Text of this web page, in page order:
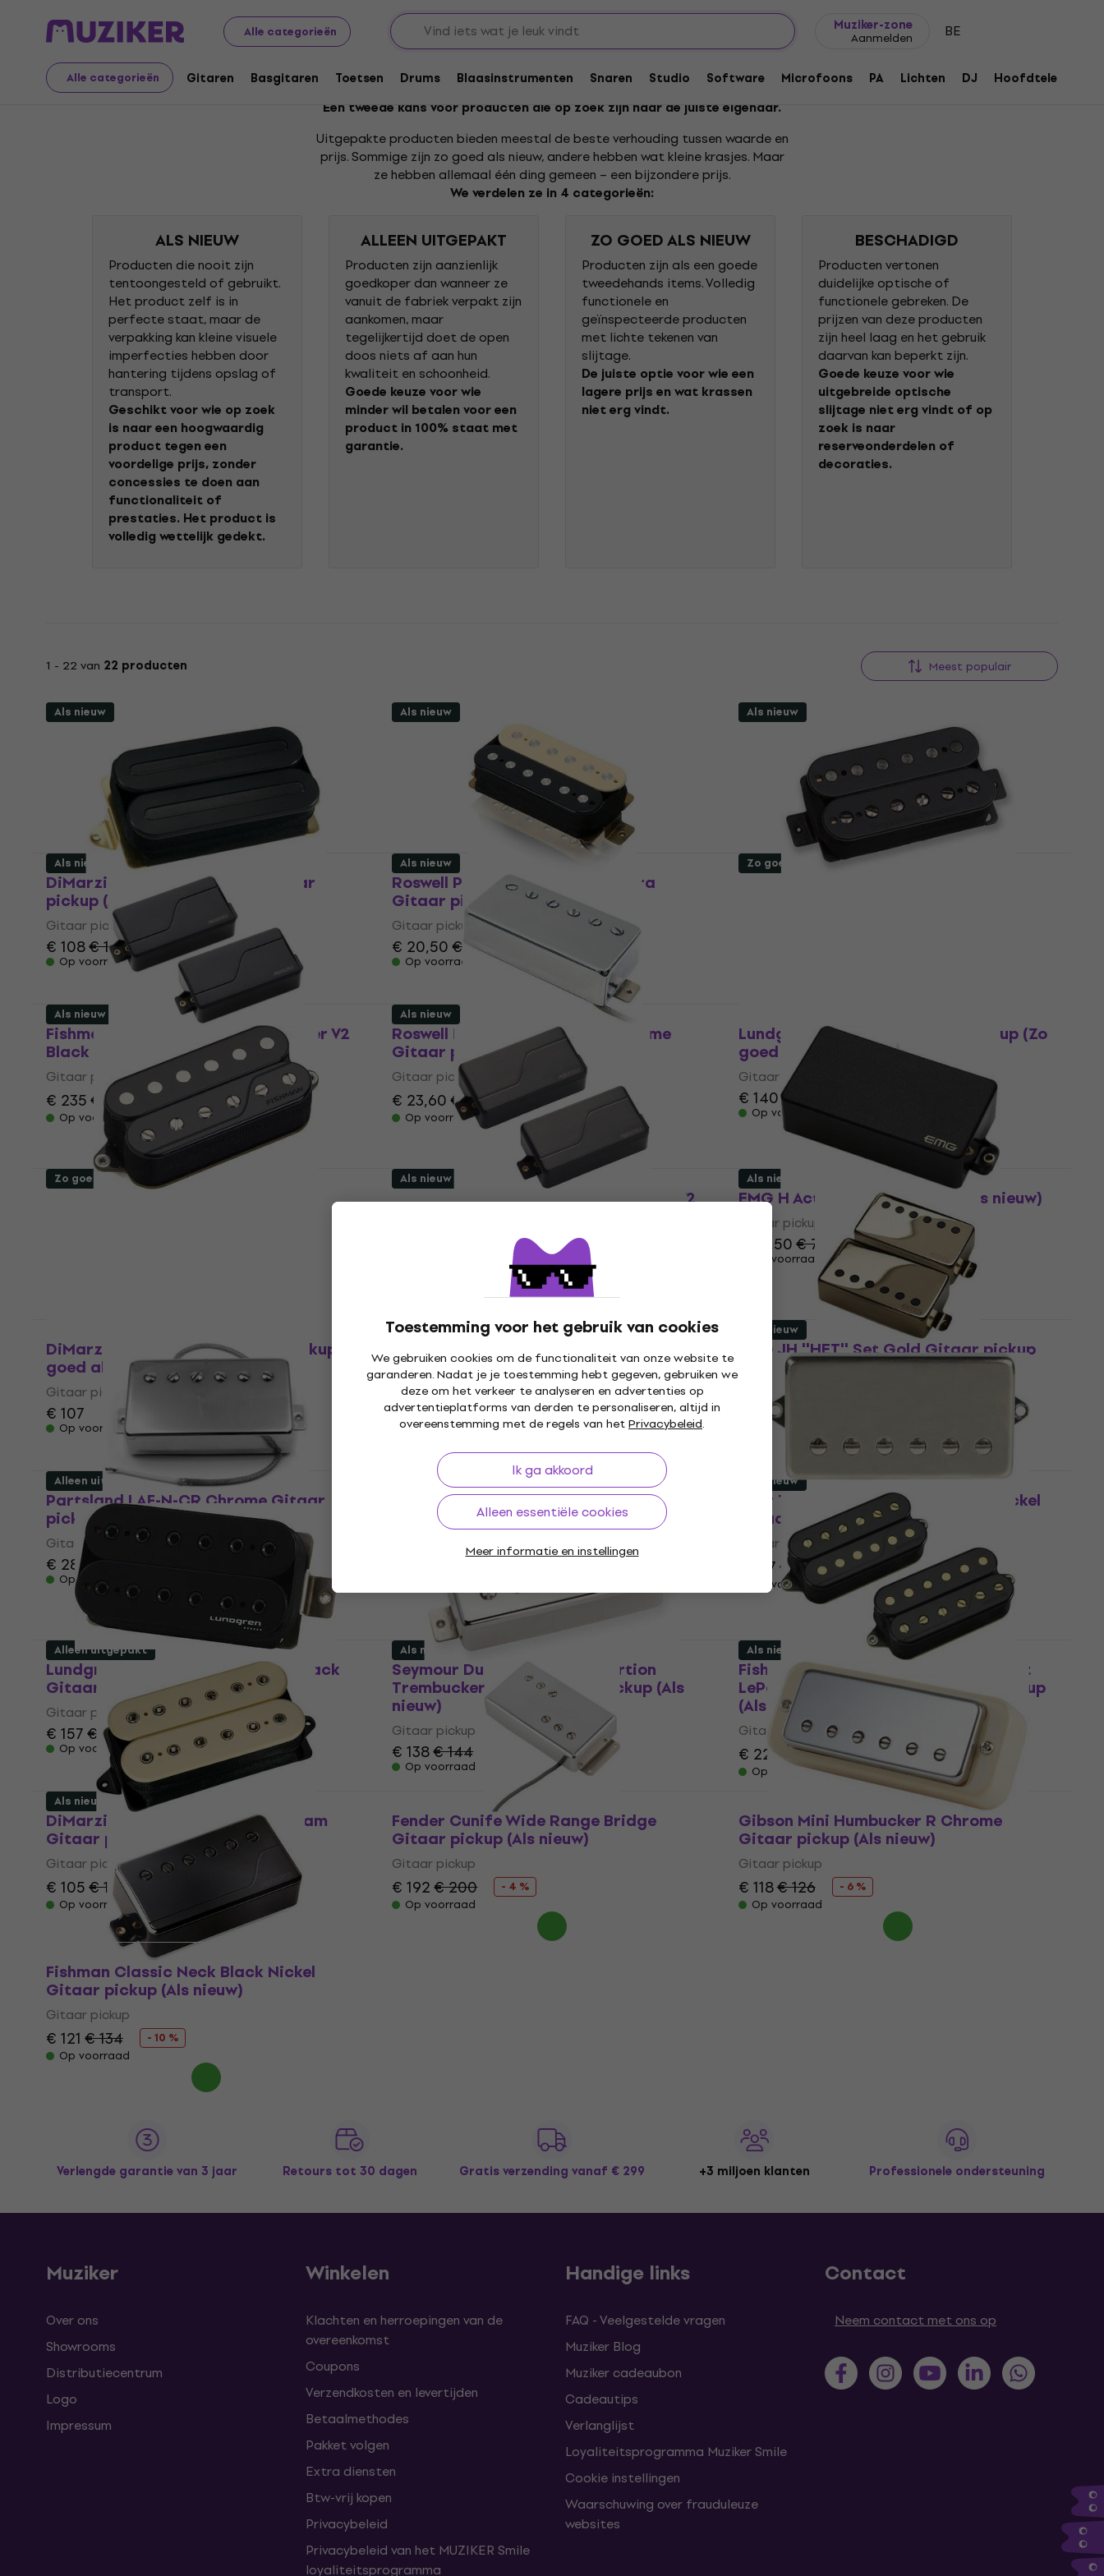
Alle categorieën
Muziker-zone
Aanmelden BE
Alle categorieën Gitaren Basgitaren Toetsen Drums Blaasinstrumenten Snaren Studio Software Microfoons PA Lichten DJ Hoofdtelefoons
Toestemming voor het gebruik van cookies
We gebruiken cookies om de functionaliteit van onze website te
garanderen. Nadat je je toestemming hebt gegeven, gebruiken we
deze om het verkeer te analyseren en advertenties op
advertentieplatforms van derden te personaliseren, altijd in
overeenstemming met de regels van hetPrivacybeleid.
Ik ga akkoord
Alleen essentiële cookies
Meer informatie en instellingen
Uitgepakt Muziekinstrumenten Gitaren Gitaarpickups Uitgepakt: Humbucker pickups
Uitgepakt: Humbucker pickups
Een tweede kans voor producten die op zoek zijn naar de juiste eigenaar.
Uitgepakte producten bieden meestal de beste verhouding tussen waarde en
prijs. Sommige zijn zo goed als nieuw, andere hebben wat kleine krasjes. Maar
ze hebben allemaal één ding gemeen – een bijzondere prijs.
We verdelen ze in 4 categorieën:
ALS NIEUW
Producten die nooit zijn
tentoongesteld of gebruikt.
Het product zelf is in
perfecte staat, maar de
verpakking kan kleine visuele
imperfecties hebben door
hantering tijdens opslag of
transport.
Geschikt voor wie op zoek
is naar een hoogwaardig
product tegen een
voordelige prijs, zonder
concessies te doen aan
functionaliteit of
prestaties. Het product is
volledig wettelijk gedekt.
ALLEEN UITGEPAKT
Producten zijn aanzienlijk
goedkoper dan wanneer ze
vanuit de fabriek verpakt zijn
aankomen, maar
tegelijkertijd doet de open
doos niets af aan hun
kwaliteit en schoonheid.
Goede keuze voor wie
minder wil betalen voor een
product in 100% staat met
garantie.
ZO GOED ALS NIEUW
Producten zijn als een goede
tweedehands items. Volledig
functionele en
geïnspecteerde producten
met lichte tekenen van
slijtage.
De juiste optie voor wie een
lagere prijs en wat krassen
niet erg vindt.
BESCHADIGD
Producten vertonen
duidelijke optische of
functionele gebreken. De
prijzen van deze producten
zijn heel laag en het gebruik
daarvan kan beperkt zijn.
Goede keuze voor wie
uitgebreide optische
slijtage niet erg vindt of op
zoek is naar
reserveonderdelen of
decoraties.
1 - 22 van 22 producten Meest populair
Als nieuw
DiMarzio DP 102 X2N Black Gitaar
pickup (Als nieuw)
Gitaar pickup
€ 108€ 110
Op voorraad
Als nieuw
Roswell Pickups HBBC-N4/P Zebra
Gitaar pickup (Als nieuw)
Gitaar pickup
€ 20,50€ 21,80
Op voorraad
Als nieuw
Als nieuw
Fishman Fluence Modern Humbucker V2
Black Gitaar pickup (Als nieuw)
Gitaar pickup
€ 235€ 252,45
- 7 %
Op voorraad
Als nieuw
Roswell Pickups LAF-B-CR/P Chrome
Gitaar pickup (Als nieuw)
Gitaar pickup
€ 23,60€ 31,30
- 25 %
Op voorraad
Zo goed als nieuw
Lundgren Pickups M6 Gitaar pickup (Zo
goed als nieuw)
Gitaar pickup
€ 140€ 145
Op voorraad
Als nieuw
Fishman Fluence Open Core Classic
Als nieuw
Fishman Fluence Modern Humbucker V2 EMG H Active Gitaar pickup (Als nieuw)
Gitaar pickup
€ 78,50€ 79,40
Op voorraad
Zo goed als nieuw
DiMarzio DP 188 White Gitaar pickup (Zo
goed als nieuw)
Gitaar pickup
€ 107
Op voorraad
Als nieuw
DiMarzio DP 100 Black Gitaar pickup
(Als nieuw)
Gitaar pickup
€ 95,60€ 99,40
Op voorraad
Als nieuw
EMG JH ''HET'' Set Gold Gitaar pickup
(Als nieuw)
Gitaar pickup
€ 182€ 219
Op voorraad
Partsland LAF-N-CR Chrome Gitaar
pickup (Als nieuw)
Gitaar pickup
€ 28,50
Op voorraad
Als nieuw
EMG 66 Brushed Chrome Gitaar pickup
(Als nieuw)
Gitaar pickup
Als nieuw
Suhr Thornbucker BR 50 RN Raw Nickel
Gitaar pickup (Als nieuw)
Gitaar pickup
€ 197€ 210,87
- 7 %
Op voorraad
Alleen uitgepakt
Lundgren Pickups Black Heaven Black
Gitaar pickup (Alleen uitgepakt)
Gitaar pickup
€ 157€ 161,37
Op voorraad
Als nieuw
Seymour Duncan TB-6 - Distortion
Trembucker Nickel Gitaar pickup (Als
nieuw)
Gitaar pickup
€ 138€ 144
Op voorraad
Als nieuw
Fishman Fluence Custom Series Scott
LePage Pickup Set Black Gitaar pickup
(Als nieuw)
Gitaar pickup
€ 226€ 240
- 6 %
Op voorraad
Alleen uitgepakt
DiMarzio DP 227CR LiquiFire Cream
Gitaar pickup (Alleen uitgepakt)
Gitaar pickup
€ 105€ 117
- 10 %
Op voorraad
Als nieuw
Fender Cunife Wide Range Bridge
Gitaar pickup (Als nieuw)
Gitaar pickup
€ 192€ 200
- 4 %
Op voorraad
Als nieuw
Gibson Mini Humbucker R Chrome
Gitaar pickup (Als nieuw)
Gitaar pickup
€ 118€ 126
- 6 %
Op voorraad
Als nieuw
Fishman Classic Neck Black Nickel
Gitaar pickup (Als nieuw)
Gitaar pickup
€ 121 € 134
- 10 %
Op voorraad
Verlengde garantie van 3 jaar Retours tot 30 dagen Gratis verzending vanaf € 299 +3 miljoen klanten Professionele ondersteuning
Muziker
Over ons
Showrooms
Distributiecentrum
Logo
Impressum
Winkelen
Klachten en herroepingen van de
overeenkomst
Coupons
Verzendkosten en levertijden
Betaalmethodes
Pakket volgen
Extra diensten
Btw-vrij kopen
Privacybeleid
Privacybeleid van het MUZIKER Smile
loyaliteitsprogramma
Handige links
FAQ - Veelgestelde vragen
Muziker Blog
Muziker cadeaubon
Cadeautips
Verlanglijst
Loyaliteitsprogramma Muziker Smile
Cookie instellingen
Waarschuwing over frauduleuze
websites
Contact
Neem contact met ons op